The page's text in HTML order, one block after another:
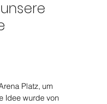
Platz, um
Idee wurde von